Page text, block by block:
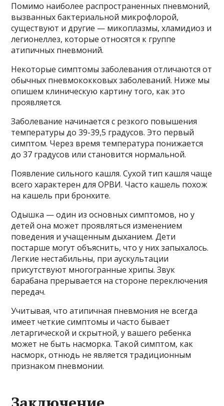
Помимо наиболее распространенных пневмоний,
вызванных бактериальной микрофлорой,
существуют и другие — микоплазмы, хламидиоз и
легионеллез, которые относятся к группе
атипичных пневмоний.
Некоторые симптомы заболевания отличаются от
обычных пневмококковых заболеваний. Ниже мы
опишем клиническую картину того, как это
проявляется.
Заболевание начинается с резкого повышения
температуры до 39-39,5 градусов. Это первый
симптом. Через время температура понижается
до 37 градусов или становится нормальной.
Появление сильного кашля. Сухой тип кашля чаще
всего характерен для ОРВИ. Часто кашель похож
на кашель при бронхите.
Одышка — один из основных симптомов, но у
детей она может проявляться изменением
поведения и учащенным дыханием. Дети
постарше могут объяснить, что у них запыхалось.
Легкие нестабильны, при аускультации
присутствуют многогранные хрипы. Звук
барабана прерывается на стороне переключения
передач.
Учитывая, что атипичная пневмония не всегда
имеет четкие симптомы и часто бывает
летаргической и скрытной, у вашего ребенка
может не быть насморка. Такой симптом, как
насморк, отнюдь не является традиционным
признаком пневмонии.